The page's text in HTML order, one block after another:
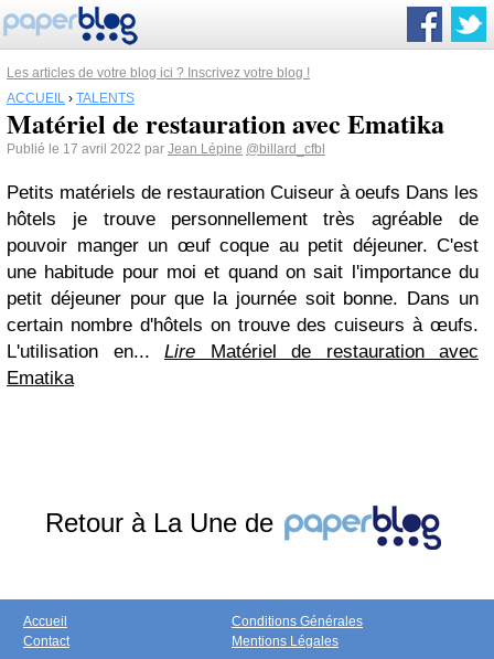
Les articles de votre blog ici ? Inscrivez votre blog !
ACCUEIL › TALENTS
Matériel de restauration avec Ematika
Publié le 17 avril 2022 par Jean Lépine @billard_cfbl
Petits matériels de restauration Cuiseur à oeufs Dans les
hôtels je trouve personnellement très agréable de
pouvoir manger un œuf coque au petit déjeuner. C'est
une habitude pour moi et quand on sait l'importance du
petit déjeuner pour que la journée soit bonne. Dans un
certain nombre d'hôtels on trouve des cuiseurs à œufs.
L'utilisation en... Lire Matériel de restauration avec
Ematika
Retour à La Une de
Accueil
Contact
Conditions Générales
Mentions Légales